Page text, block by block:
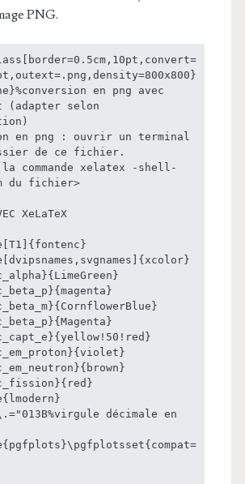
PNG.
en png avec
(adapter selon
en png : ouvrir un terminal
de ce fichier.
la commande xelatex -shell-
du fichier>
XeLaTeX
décimale en